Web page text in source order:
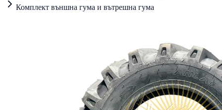
Комплект външна гума и вътрешна гума